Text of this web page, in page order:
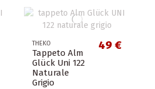
THEKO
Tappeto Alm
Glück Uni 122
Naturale
Grigio
49 €